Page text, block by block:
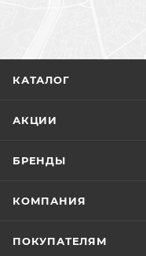
КАТАЛОГ
АКЦИИ
БРЕНДЫ
КОМПАНИЯ
ПОКУПАТЕЛЯМ